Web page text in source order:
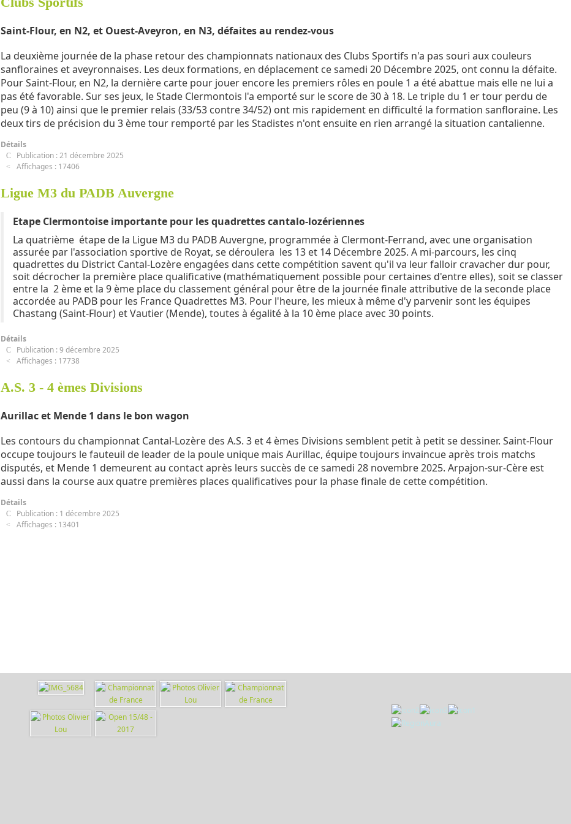
Saint-Flour, en N2, et Ouest-Aveyron, en N3, défaites au rendez-vous
La deuxième journée de la phase retour des championnats nationaux des Clubs Sportifs n'a pas souri aux couleurs
sanfloraines et aveyronnaises. Les deux formations, en déplacement ce samedi 20 Décembre 2025, ont connu la défaite.
Pour Saint-Flour, en N2, la dernière carte pour jouer encore les premiers rôles en poule 1 a été abattue mais elle ne lui a
pas été favorable. Sur ses jeux, le Stade Clermontois l'a emporté sur le score de 30 à 18. Le triple du 1 er tour perdu de
peu (9 à 10) ainsi que le premier relais (33/53 contre 34/52) ont mis rapidement en difficulté la formation sanfloraine. Les
deux tirs de précision du 3 ème tour remporté par les Stadistes n'ont ensuite en rien arrangé la situation cantalienne.
Détails
Publication : 21 décembre 2025
Affichages : 17406
Ligue M3 du PADB Auvergne
Etape Clermontoise importante pour les quadrettes cantalo-lozériennes
La quatrième étape de la Ligue M3 du PADB Auvergne, programmée à Clermont-Ferrand, avec une organisation
assurée par l'association sportive de Royat, se déroulera les 13 et 14 Décembre 2025. A mi-parcours, les cinq
quadrettes du District Cantal-Lozère engagées dans cette compétition savent qu'il va leur falloir cravacher dur pour,
soit décrocher la première place qualificative (mathématiquement possible pour certaines d'entre elles), soit se classer
entre la 2 ème et la 9 ème place du classement général pour être de la journée finale attributive de la seconde place
accordée au PADB pour les France Quadrettes M3. Pour l'heure, les mieux à même d'y parvenir sont les équipes
Chastang (Saint-Flour) et Vautier (Mende), toutes à égalité à la 10 ème place avec 30 points.
Détails
Publication : 9 décembre 2025
Affichages : 17738
A.S. 3 - 4 èmes Divisions
Aurillac et Mende 1 dans le bon wagon
Les contours du championnat Cantal-Lozère des A.S. 3 et 4 èmes Divisions semblent petit à petit se dessiner. Saint-Flour
occupe toujours le fauteuil de leader de la poule unique mais Aurillac, équipe toujours invaincue après trois matchs
disputés, et Mende 1 demeurent au contact après leurs succès de ce samedi 28 novembre 2025. Arpajon-sur-Cère est
aussi dans la course aux quatre premières places qualificatives pour la phase finale de cette compétition.
Détails
Publication : 1 décembre 2025
Affichages : 13401